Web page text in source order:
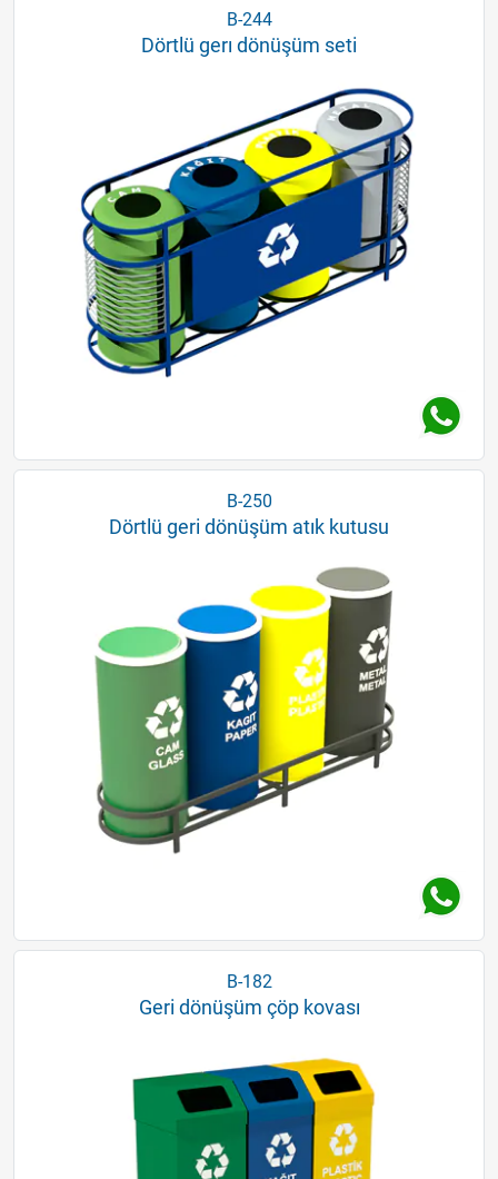
B-244
Dörtlü gerı dönüşüm seti
B-250
Dörtlü geri dönüşüm atık kutusu
B-182
Geri dönüşüm çöp kovası